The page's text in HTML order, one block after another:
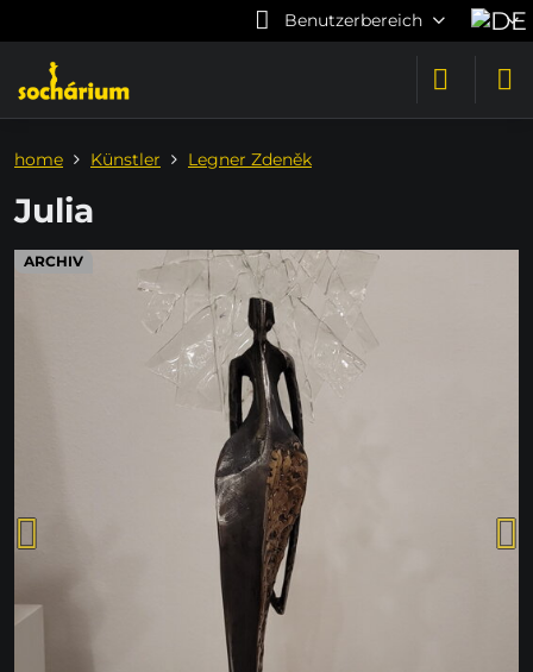
Benutzerbereich
ARCHIV
home Künstler Legner Zdeněk
Julia